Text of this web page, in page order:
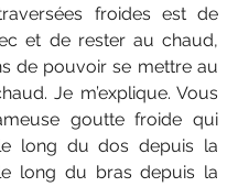
froides est de
et de rester au chaud,
de pouvoir se mettre au
Je m’explique. Vous
goutte froide qui
long du dos depuis la
long du bras depuis la